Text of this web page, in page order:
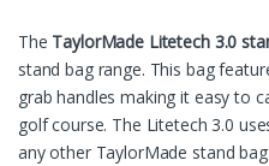
The TaylorMade Litetech 3.0
stand bag range. This bag
grab handles making it easy to
golf course. The Litetech 3.0
any other TaylorMade stand bag.